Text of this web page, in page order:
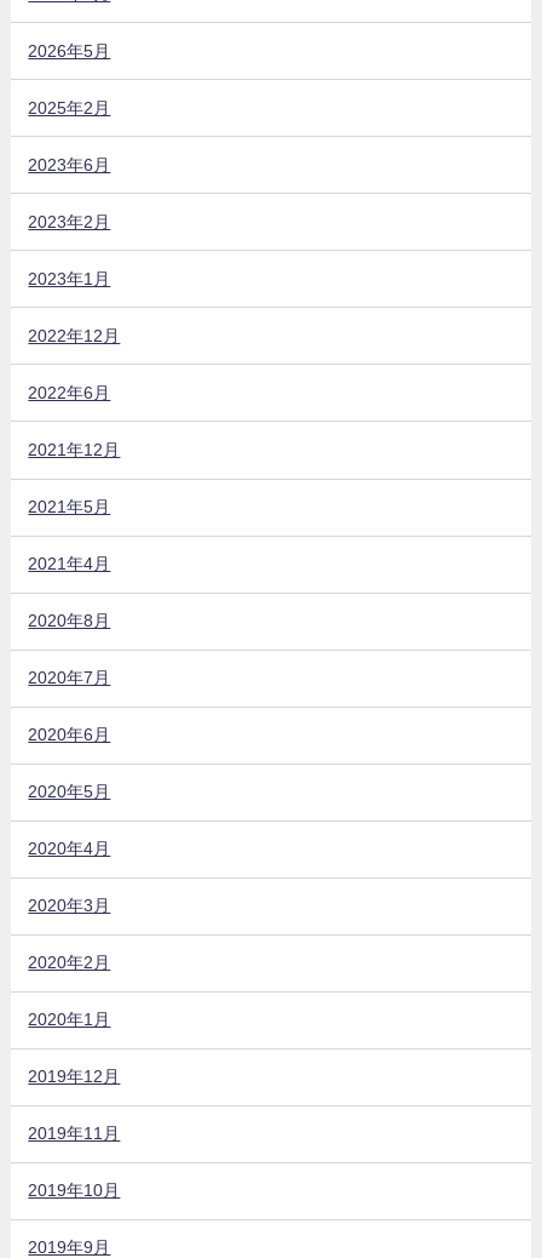
2026年5月
2025年2月
2023年6月
2023年2月
2023年1月
2022年12月
2022年6月
2021年12月
2021年5月
2021年4月
2020年8月
2020年7月
2020年6月
2020年5月
2020年4月
2020年3月
2020年2月
2020年1月
2019年12月
2019年11月
2019年10月
2019年9月